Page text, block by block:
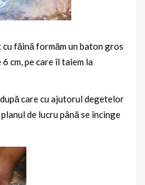
făină formăm un baton gros
cm, pe care îl taiem la
care cu ajutorul degetelor
de lucru până se încinge